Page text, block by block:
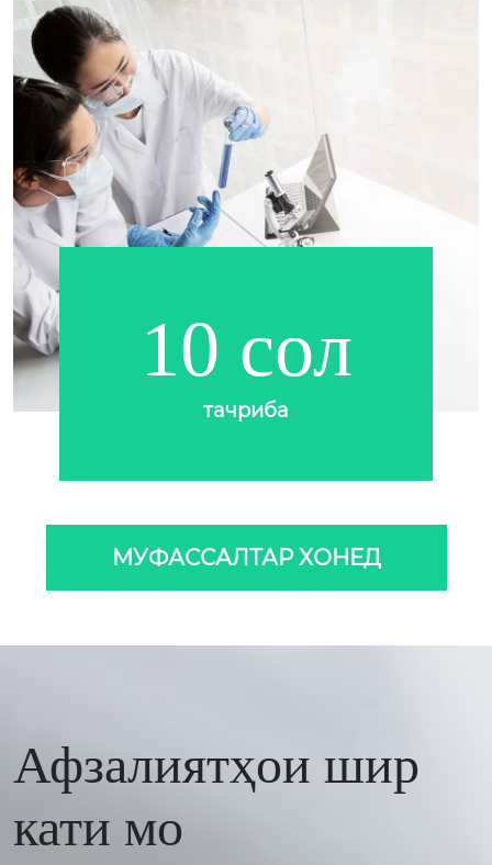
10 сол
тачриба
МУФАССАЛТАР ХОНЕД
Афзалиятҳои шир
кати мо